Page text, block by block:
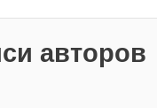
авторов